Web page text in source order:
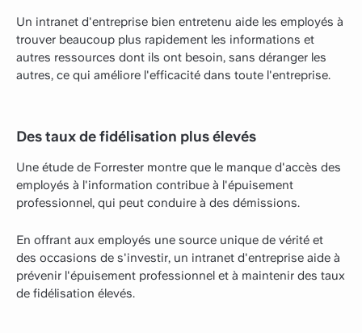
Un intranet d'entreprise bien entretenu aide les employés à
trouver beaucoup plus rapidement les informations et
autres ressources dont ils ont besoin, sans déranger les
autres, ce qui améliore l'efficacité dans toute l'entreprise.
Des taux de fidélisation plus élevés
Une étude de Forrester montre que le manque d'accès des
employés à l'information contribue à l'épuisement
professionnel, qui peut conduire à des démissions.
En offrant aux employés une source unique de vérité et
des occasions de s'investir, un intranet d'entreprise aide à
prévenir l'épuisement professionnel et à maintenir des taux
de fidélisation élevés.